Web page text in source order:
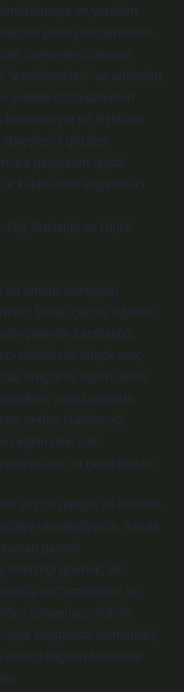
ve yeniden
bir yaklaşımı benimser.
bireylerin öğrenme
ve ardından
şekilde özümsemeleri
becerileriyle de ilişkilidir.
gözden
gerçekten fayda
kalıplarının engelleyici
Diş Temizliği ve Dijital
en önemli dönüşüm
Dijital çağda, öğrenci
karşılaştığı
olabilecek birçok araç
araçların, öğrencilerin
aynı zamanda
neden olabileceği
eğitimdeki rolü,
da gerektirebilir.
sosyal medya ve internet
ulaşabiliyorlar. Ancak
garanti
temizliği görmek, bir
da “temizleme” ve
simgeliyor olabilir.
ulaşmakla kalmamalı,
bilgileri filtreleme